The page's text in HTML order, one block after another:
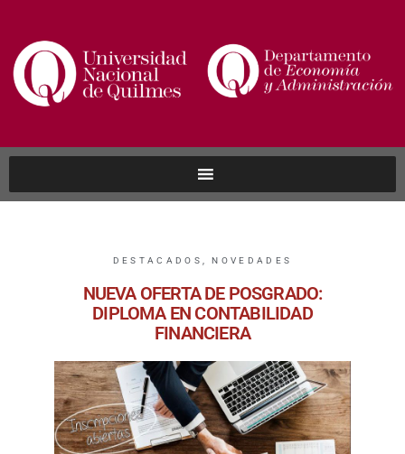
DESTACADOS ,NOVEDADES
NUEVA OFERTA DE POSGRADO:
DIPLOMA EN CONTABILIDAD
FINANCIERA